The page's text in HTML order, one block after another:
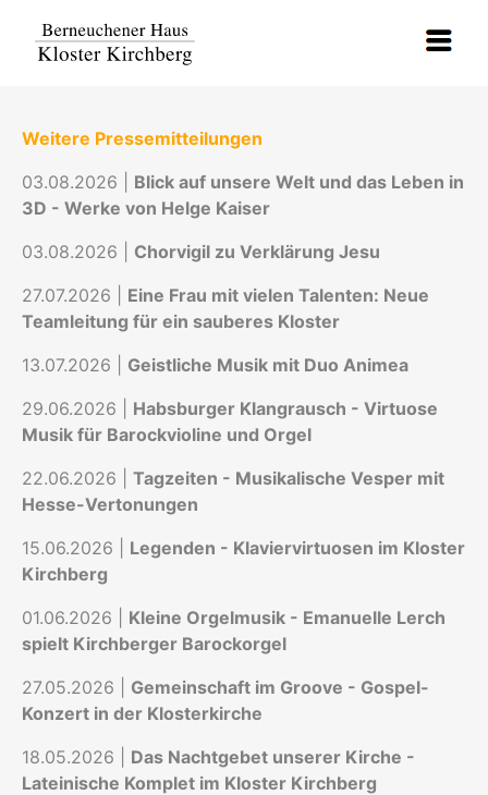
Weitere Pressemitteilungen
03.08.2026 | Blick auf unsere Welt und das Leben in
3D - Werke von Helge Kaiser
03.08.2026 | Chorvigil zu Verklärung Jesu
27.07.2026 | Eine Frau mit vielen Talenten: Neue
Teamleitung für ein sauberes Kloster
13.07.2026 | Geistliche Musik mit Duo Animea
29.06.2026 | Habsburger Klangrausch - Virtuose
Musik für Barockvioline und Orgel
22.06.2026 | Tagzeiten - Musikalische Vesper mit
Hesse-Vertonungen
15.06.2026 | Legenden - Klaviervirtuosen im Kloster
Kirchberg
01.06.2026 | Kleine Orgelmusik - Emanuelle Lerch
spielt Kirchberger Barockorgel
27.05.2026 | Gemeinschaft im Groove - Gospel-
Konzert in der Klosterkirche
18.05.2026 | Das Nachtgebet unserer Kirche -
Lateinische Komplet im Kloster Kirchberg